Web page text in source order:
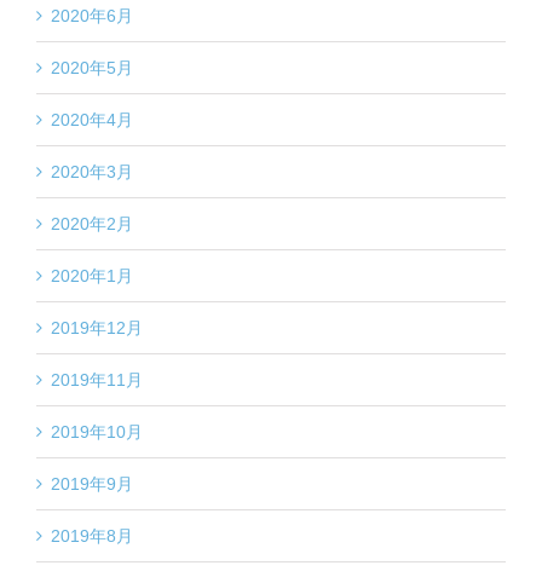
2020年6月
2020年5月
2020年4月
2020年3月
2020年2月
2020年1月
2019年12月
2019年11月
2019年10月
2019年9月
2019年8月